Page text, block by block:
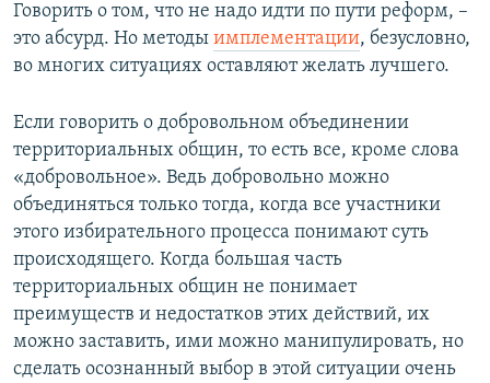
Говорить о том, что не надо идти по пути реформ, –
это абсурд. Но методы имплементации, безусловно,
во многих ситуациях оставляют желать лучшего.
Если говорить о добровольном объединении
территориальных общин, то есть все, кроме слова
«добровольное». Ведь добровольно можно
объединяться только тогда, когда все участники
этого избирательного процесса понимают суть
происходящего. Когда большая часть
территориальных общин не понимает
преимуществ и недостатков этих действий, их
можно заставить, ими можно манипулировать, но
сделать осознанный выбор в этой ситуации очень